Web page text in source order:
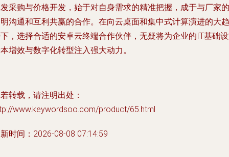
采购与价格开发，始于对自身需求的精准把握，成于与厂家的
沟通和互利共赢的合作。在向云桌面和集中式计算演进的大趋
，选择合适的安卓云终端合作伙伴，无疑将为企业的IT基础
增效与数字化转型注入强大动力。
转载，请注明出处：
www.keywordsoo.com/product/65.html
时间：2026-08-08 07:14:59